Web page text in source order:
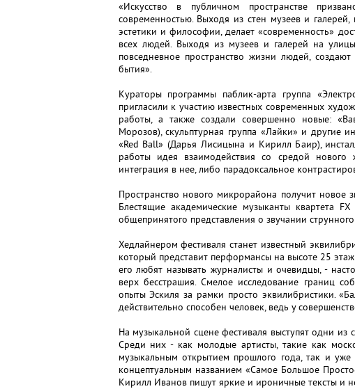
«Искусство в публичном пространстве
современностью. Выходя из стен музеев и
эстетики и философии, делает «современность»
всех людей. Выходя из музеев и галерей на
повседневное пространство жизни людей,
бытия».
Кураторы программы паблик-арта группа
пригласили к участию известных современных
работы, а также создали совершенно новые:
Морозов), скульптурная группа «Лайки» и другие
«Red Ball» (Дарья Лисицына и Кирилл Баир),
работы идея взаимодействия со средой нового
интеграция в нее, либо парадоксальное
Пространство нового микрорайона получит новое
Блестящие академические музыканты квартета
общепринятого представления о звучании струнного
Хедлайнером фестиваля станет известный
который представит перформансы на высоте 25
его любят называть журналисты и очевидцы, -
верх бесстрашия. Смелое исследование границ
опыты Эскиля за рамки просто эквилибристики.
действительно способен человек, ведь у
На музыкальной сцене фестиваля выступят одни
Среди них - как молодые артисты, такие как
музыкальным открытием прошлого года, так и
концептуальным названием «Самое Большое
Кирилл Иванов пишут яркие и ироничные тексты и